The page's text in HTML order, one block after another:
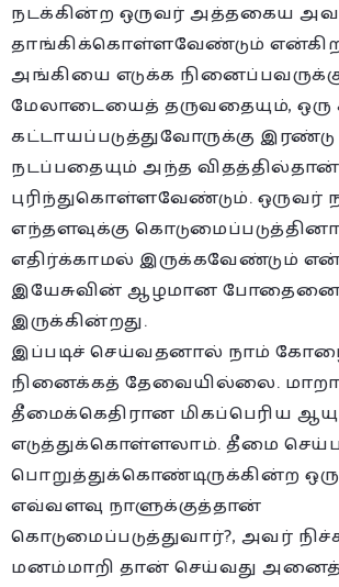
நடக்கின்ற ஒருவர் அத்தகைய
தாங்கிக்கொள்ளவேண்டும்
அங்கியை எடுக்க
மேலாடையைத் தருவதையும்,
கட்டாயப்படுத்துவோருக்கு
நடப்பதையும் அந்த
புரிந்துகொள்ளவேண்டும். ஒருவர்
எந்தளவுக்கு
எதிர்க்காமல் இருக்கவேண்டும்
இயேசுவின் ஆழமான
இருக்கின்றது.
இப்படிச் செய்வதனால் நாம்
நினைக்கத் தேவையில்லை.
தீமைக்கெதிரான மிகப்பெரிய
எடுத்துக்கொள்ளலாம். தீமை
பொறுத்துக்கொண்டிருக்கின்ற
எவ்வளவு நாளுக்குத்தான்
கொடுமைப்படுத்துவார்?, அவர்
மனம்மாறி தான் செய்வது